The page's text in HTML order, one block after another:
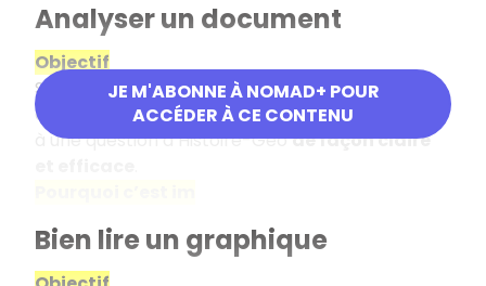
JE M'ABONNE À NOMAD+ POUR
ACCÉDER À CE CONTENU
Analyser un document
Objectif
Savoir comprendre, expliquer et utiliser un
document (texte, image, carte…) pour répondre
à une question d’Histoire-Géode façon claire
Bien lire un graphique